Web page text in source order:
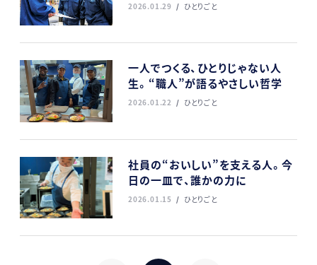
2026.01.29 ひとりごと
一人でつくる、ひとりじゃない人
生。“職人”が語るやさしい哲学
2026.01.22 ひとりごと
社員の“おいしい”を支える人。今
日の一皿で、誰かの力に
2026.01.15 ひとりごと